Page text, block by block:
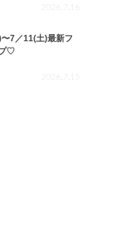
2026.7.16
〜7／11(土)最新フ
♡
2026.7.15